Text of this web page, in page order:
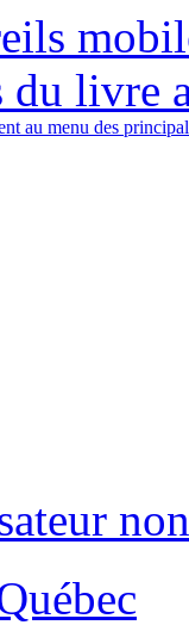
du livre
au menu des